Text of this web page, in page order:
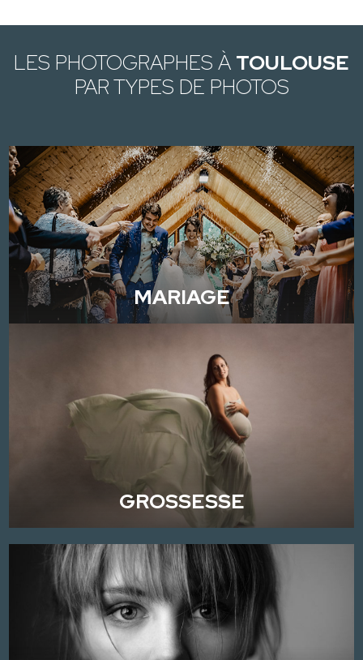
LES PHOTOGRAPHES À TOULOUSE
PAR TYPES DE PHOTOS
MARIAGE
GROSSESSE